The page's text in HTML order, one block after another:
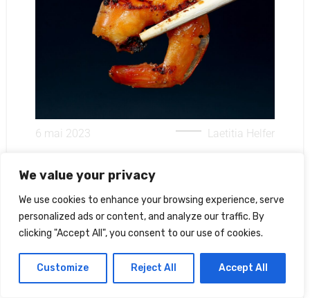
We value your privacy
We use cookies to enhance your browsing experience, serve
personalized ads or content, and analyze our traffic. By
clicking "Accept All", you consent to our use of cookies.
Customize Reject All Accept All
6 mai 2023 Laetitia Helfer
CRÉMANT ET RIZ THAÏ
Découvrez notre recette aux saveurs asiatiques,
les gambas au curry, bouillon de Crémant et riz